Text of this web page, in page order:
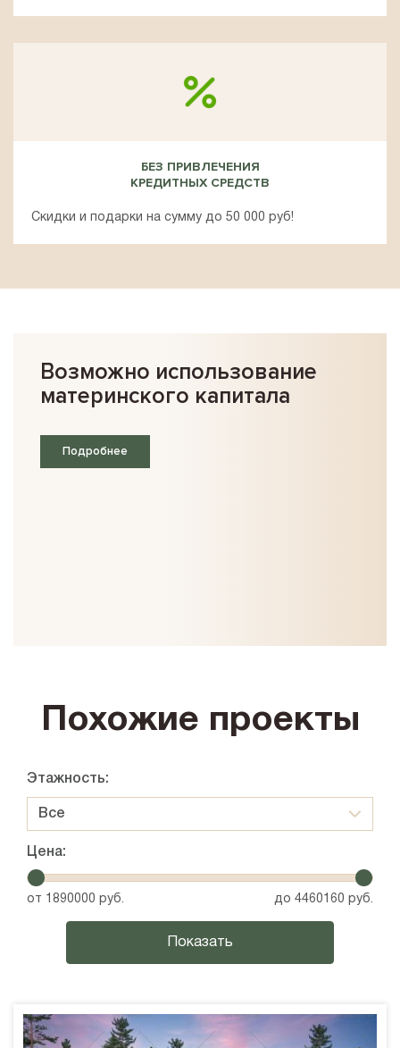
БЕЗ ПРИВЛЕЧЕНИЯ
КРЕДИТНЫХ СРЕДСТВ
Скидки и подарки на сумму до 50 000 руб!
Возможно использование
материнского капитала
Подробнее
Похожие проекты
Этажность:
Все
Цена:
от 1890000 руб. до 4460160 руб.